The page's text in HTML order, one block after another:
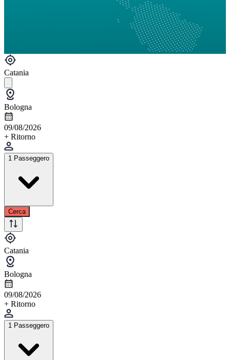
Catania
Bologna
09/08/2026
+ Ritorno
1 Passeggero
Cerca
Catania
Bologna
09/08/2026
+ Ritorno
1 Passeggero